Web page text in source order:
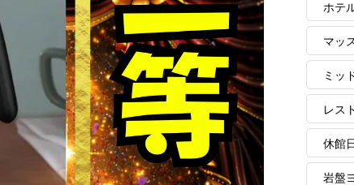
ホテ
マッ
ミッ
レス
休館
岩盤